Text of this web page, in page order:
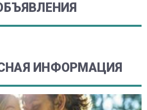
ИНФОРМАЦИЯ